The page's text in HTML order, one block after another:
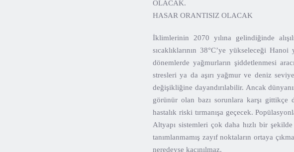
OLACAK.
HASAR ORANTISIZ OLACAK
İklimlerinin 2070 yılına gelindiğinde
sıcaklıklarının 38°C’ye yükseleceği
dönemlerde yağmurların şiddetlenmesi
stresleri ya da aşırı yağmur ve deniz
değişikliğine dayandırılabilir. Ancak
görünür olan bazı sorunlara karşı gittikçe
hastalık riski tırmanışa geçecek.
Altyapı sistemleri çok daha hızlı bir
tanımlanmamış zayıf noktaların ortaya
neredeyse kaçınılmaz.